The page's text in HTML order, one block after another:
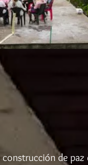
construcción de paz